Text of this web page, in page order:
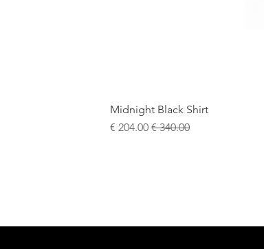
Midnight Black Shirt
سعر عاديسعر البيع